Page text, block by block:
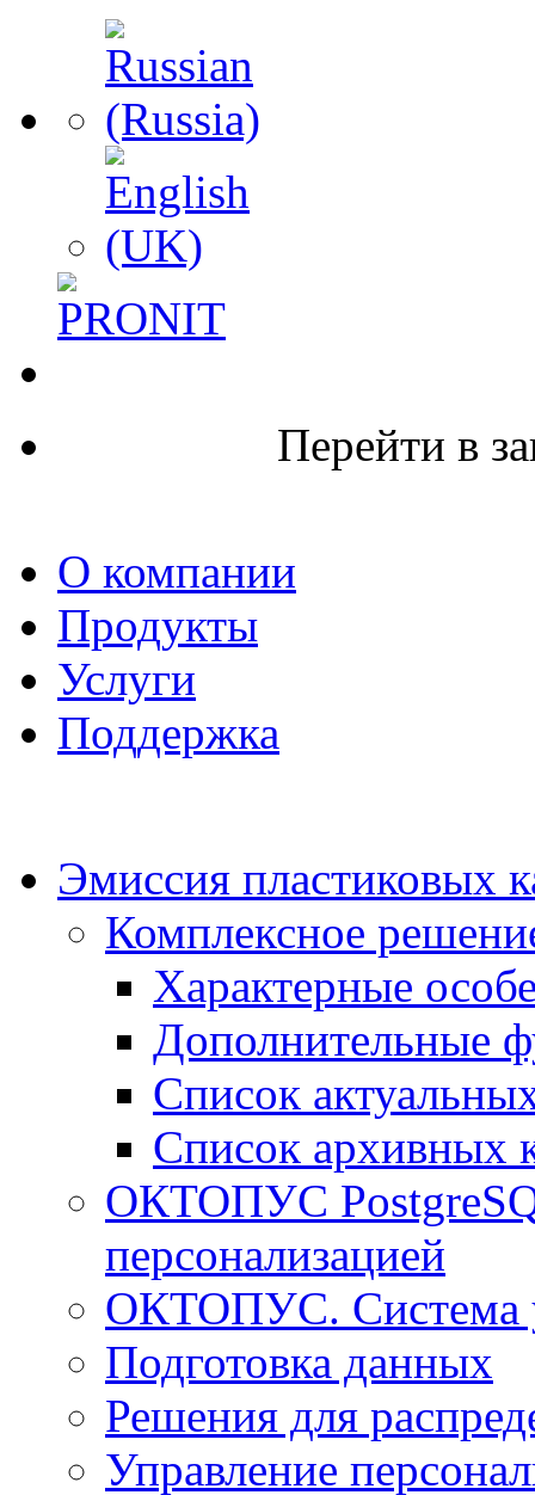
Перейти в
О компании
Продукты
Услуги
Поддержка
Эмиссия пластиковых
Комплексное
Характерные
Дополнительные
Список
Список архивных
ОКТОПУС
персонализацией
ОКТОПУС. Система
Подготовка данных
Решения для
Управление